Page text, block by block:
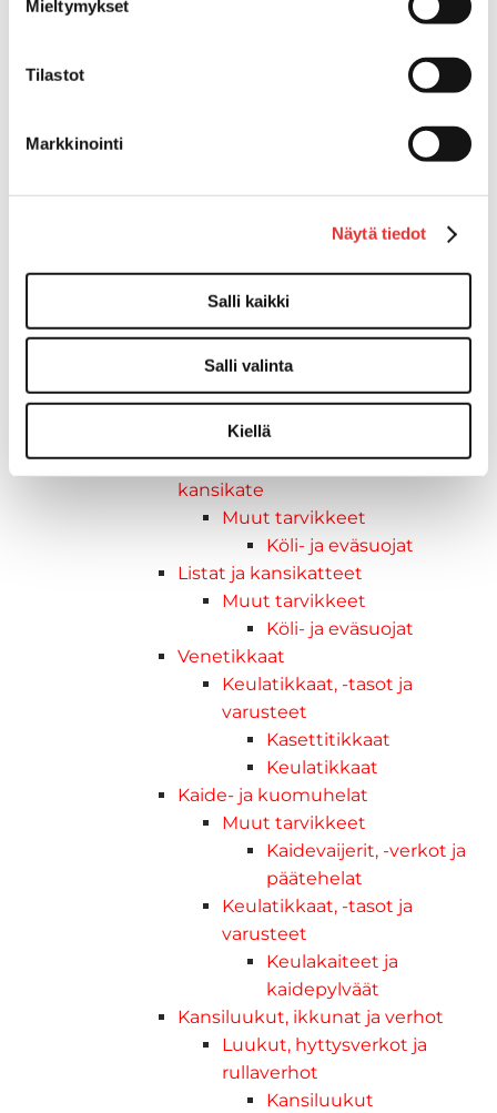
Mieltymykset
Tilastot
Markkinointi
Näytä tiedot
Salli kaikki
Salli valinta
Kiellä
Paidat
Tarjoukset
Kansihelat
Listat ja kansikatteet
Törmäyslista
Alumiinilistat
Kansikate
Venevarusteet
Reuna-, köli-, törmäyslistat ja
kansikate
Muut tarvikkeet
Köli- ja eväsuojat
Listat ja kansikatteet
Muut tarvikkeet
Köli- ja eväsuojat
Venetikkaat
Keulatikkaat, -tasot ja
varusteet
Kasettitikkaat
Keulatikkaat
Kaide- ja kuomuhelat
Muut tarvikkeet
Kaidevaijerit, -verkot ja
päätehelat
Keulatikkaat, -tasot ja
varusteet
Keulakaiteet ja
kaidepylväät
Kansiluukut, ikkunat ja verhot
Luukut, hyttysverkot ja
rullaverhot
Kansiluukut